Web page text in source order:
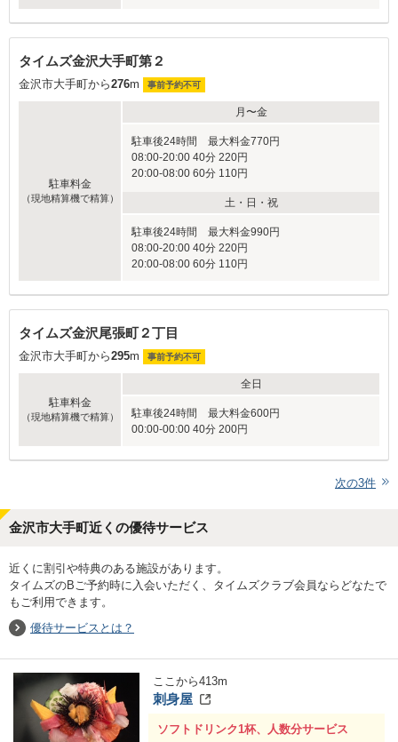
タイムズ金沢大手町第２
金沢市大手町から276m 事前予約不可
駐車料金
（現地精算機で精算）
月〜金
駐車後24時間 最大料金770円
08:00-20:00 40分 220円
20:00-08:00 60分 110円
土・日・祝
駐車後24時間 最大料金990円
08:00-20:00 40分 220円
20:00-08:00 60分 110円
タイムズ金沢尾張町２丁目
金沢市大手町から295m 事前予約不可
駐車料金
（現地精算機で精算）
全日
駐車後24時間 最大料金600円
00:00-00:00 40分 200円
次の3件
金沢市大手町近くの優待サービス
近くに割引や特典のある施設があります。
タイムズのBご予約時に入会いただく、タイムズクラブ会員ならどなたで
もご利用できます。
優待サービスとは？
ここから413m
刺身屋
ソフトドリンク1杯、人数分サービス